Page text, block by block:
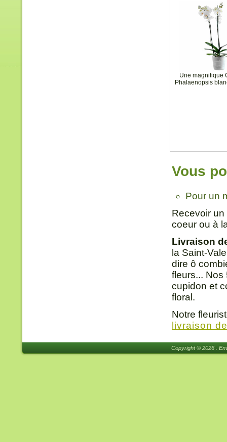
Une magnifique
Phalaenopsis
Vous
Pour un
Recevoir
coeur ou à
Livraison
la Saint-
dire ô
fleurs... Nos
cupidon et
floral.
Notre
livraison
Copyright © 2026 .